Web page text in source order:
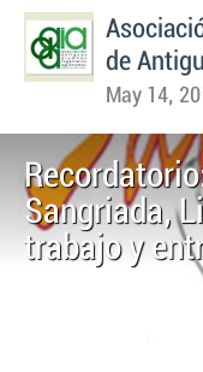
de
May 14,
Sangriada,
trabajo y